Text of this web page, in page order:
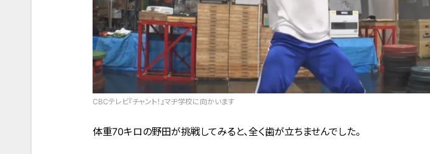
CBCテレビ『チャント！』マヂ学校に向かいます
体重70キロの野田が挑戦してみると、全く歯が立ちませんでした。